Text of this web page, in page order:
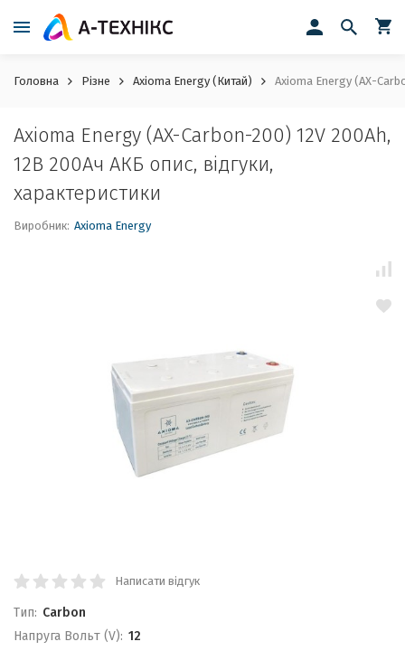
Головна Різне Axioma Energy (Китай) Axioma Energy (AX-
Axioma Energy (AX-Carbon-200) 12V 200Ah,
12В 200Ач АКБ опис, відгуки,
характеристики
Виробник: Axioma Energy
Написати відгук
Тип: Carbon
Напруга Вольт (V): 12